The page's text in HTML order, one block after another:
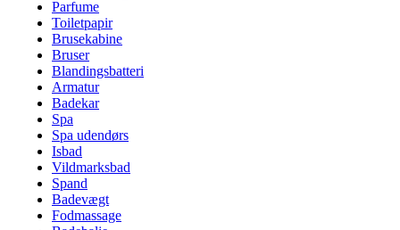
Parfume
Toiletpapir
Brusekabine
Bruser
Blandingsbatteri
Armatur
Badekar
Spa
Spa udendørs
Isbad
Vildmarksbad
Spand
Badevægt
Fodmassage